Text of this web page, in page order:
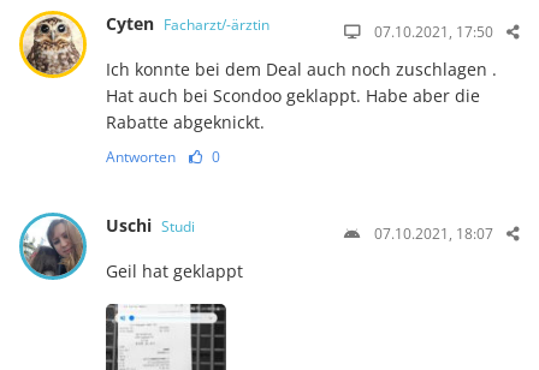
Cyten Facharzt/-ärztin 07.10.2021, 17:50
Ich konnte bei dem Deal auch noch zuschlagen .
Hat auch bei Scondoo geklappt. Habe aber die
Rabatte abgeknickt.
Antworten 0
Uschi Studi 07.10.2021, 18:07
Geil hat geklappt